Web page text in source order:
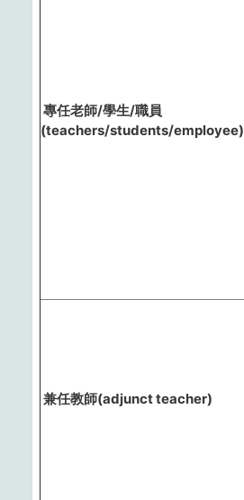
專任老師/學生/職員
(teachers/students/employee)
兼任教師(adjunct teacher)